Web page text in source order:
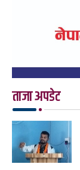
ताजा अपडेट